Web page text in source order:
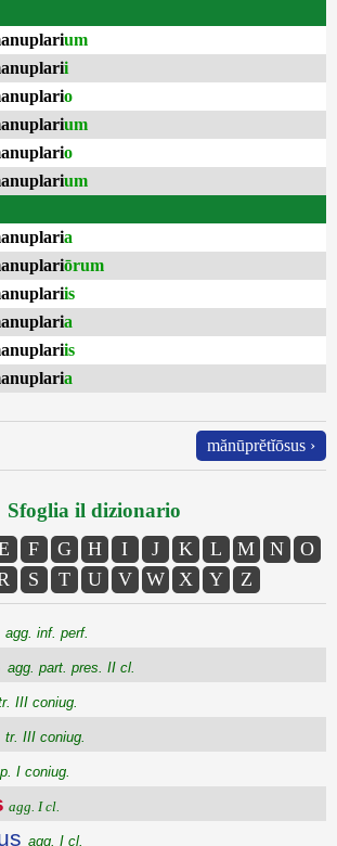
um
i
o
um
o
um
a
ōrum
is
a
is
a
mănūprĕtĭōsus ›
Sfoglia il dizionario
F G H I J K L M N
O
S T U V W X Y Z
agg. inf. perf.
agg. part. pres. II cl.
III coniug.
tr. III coniug.
I coniug.
agg. I cl.
agg. I cl.